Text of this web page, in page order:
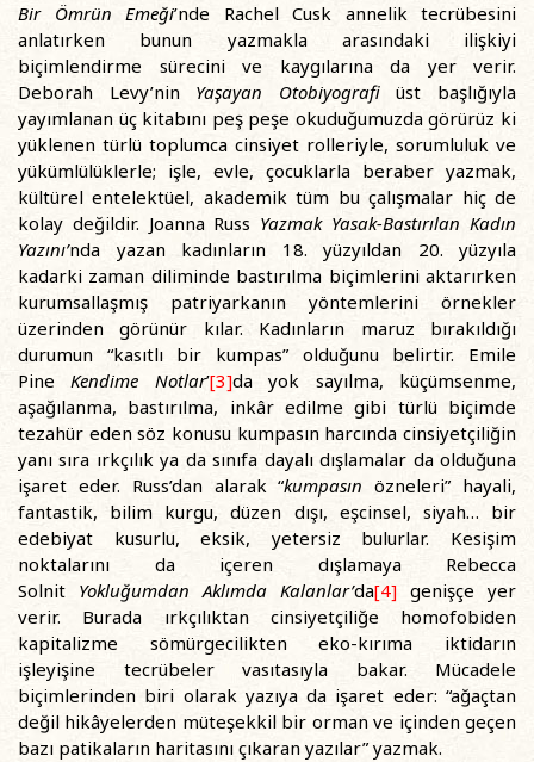
Bir Ömrün Emeği’nde Rachel Cusk annelik tecrübesini
anlatırken bunun yazmakla arasındaki ilişkiyi
biçimlendirme sürecini ve kaygılarına da yer verir.
Deborah Levy’nin Yaşayan Otobiyografiüst başlığıyla
yayımlanan üç kitabını peş peşe okuduğumuzda görürüz ki
yüklenen türlü toplumca cinsiyet rolleriyle, sorumluluk ve
yükümlülüklerle; işle, evle, çocuklarla beraber yazmak,
kültürel entelektüel, akademik tüm bu çalışmalar hiç de
kolay değildir. Joanna Russ Yazmak Yasak-Bastırılan Kadın
Yazını’nda yazan kadınların 18. yüzyıldan 20. yüzyıla
kadarki zaman diliminde bastırılma biçimlerini aktarırken
kurumsallaşmış patriyarkanın yöntemlerini örnekler
üzerinden görünür kılar. Kadınların maruz bırakıldığı
durumun “kasıtlı bir kumpas” olduğunu belirtir. Emile
PineKendime Notlar’[3]da yok sayılma, küçümsenme,
aşağılanma, bastırılma, inkâr edilme gibi türlü biçimde
tezahür eden söz konusu kumpasın harcında cinsiyetçiliğin
yanı sıra ırkçılık ya da sınıfa dayalı dışlamalar da olduğuna
işaret eder. Russ’dan alarak “kumpasın özneleri” hayali,
fantastik, bilim kurgu, düzen dışı, eşcinsel, siyah… bir
edebiyat kusurlu, eksik, yetersiz bulurlar. Kesişim
noktalarını da içeren dışlamaya Rebecca
Solnit Yokluğumdan Aklımda Kalanlar’da[4] genişçe yer
verir. Burada ırkçılıktan cinsiyetçiliğe homofobiden
kapitalizme sömürgecilikten eko-kırıma iktidarın
işleyişine tecrübeler vasıtasıyla bakar. Mücadele
biçimlerinden biri olarak yazıya da işaret eder: “ağaçtan
değil hikâyelerden müteşekkil bir orman ve içinden geçen
bazı patikaların haritasını çıkaran yazılar” yazmak.